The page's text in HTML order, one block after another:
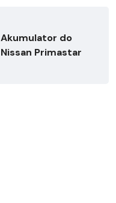
Akumulator do
Nissan Primastar